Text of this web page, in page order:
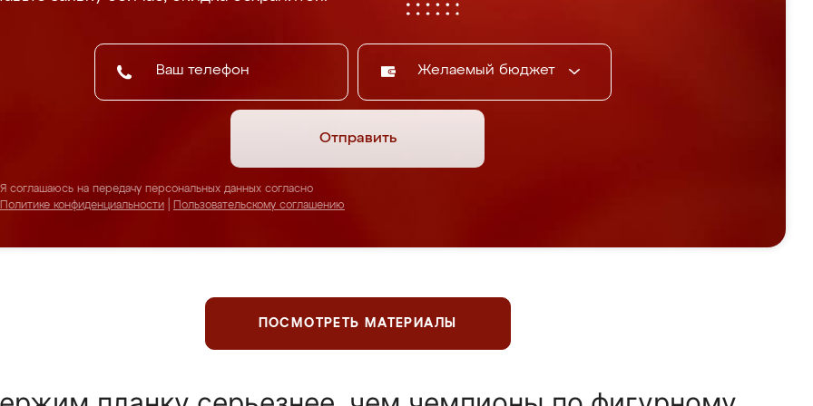
Желаемый бюджет
Отправить
Я соглашаюсь на передачу персональных данных согласно
Политике конфиденциальности
Пользовательскому соглашению
ПОСМОТРЕТЬ МАТЕРИАЛЫ